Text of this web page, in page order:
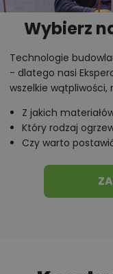
Wybierz
Technologie
- dlatego nasi
wszelkie wątpliwości,
Z jakich
Który rodzaj
Czy warto